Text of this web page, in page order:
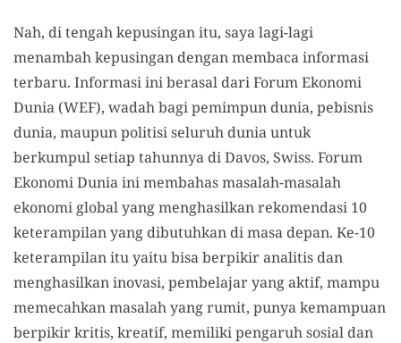
Nah, di tengah kepusingan itu, saya lagi-lagi
menambah kepusingan dengan membaca informasi
terbaru. Informasi ini berasal dari Forum Ekonomi
Dunia (WEF), wadah bagi pemimpun dunia, pebisnis
dunia, maupun politisi seluruh dunia untuk
berkumpul setiap tahunnya di Davos, Swiss. Forum
Ekonomi Dunia ini membahas masalah-masalah
ekonomi global yang menghasilkan rekomendasi 10
keterampilan yang dibutuhkan di masa depan. Ke-10
keterampilan itu yaitu bisa berpikir analitis dan
menghasilkan inovasi, pembelajar yang aktif, mampu
memecahkan masalah yang rumit, punya kemampuan
berpikir kritis, kreatif, memiliki pengaruh sosial dan